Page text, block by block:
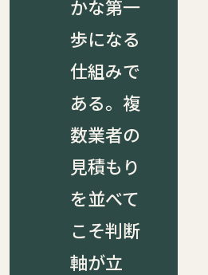
かな第一
歩になる
仕組みで
ある。複
数業者の
見積もり
を並べて
こそ判断
軸が立